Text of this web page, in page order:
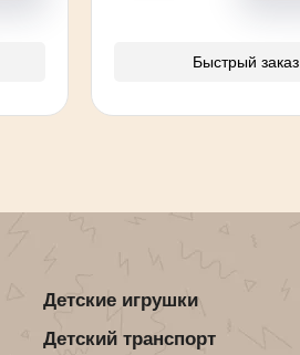
Быстрый заказ
Детские игрушки
Детский транспорт